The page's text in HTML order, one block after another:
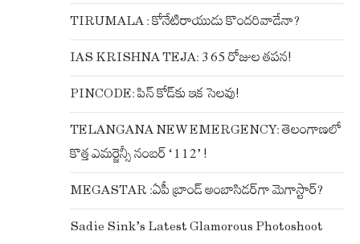
TIRUMALA : కోనేటిరాయుడు కొందరివాడేనా?
IAS KRISHNA TEJA: 365 రోజుల తపన!
PINCODE: పిన్ కోడ్‌కు ఇక సెలవు!
TELANGANA NEW EMERGENCY: తెలంగాణలో
కొత్త ఎమర్జెన్సీ నంబర్ ‘112’ !
MEGASTAR :ఏపీ బ్రాండ్ అంబాసిడర్‌గా మెగాస్టార్?
Sadie Sink’s Latest Glamorous Photoshoot